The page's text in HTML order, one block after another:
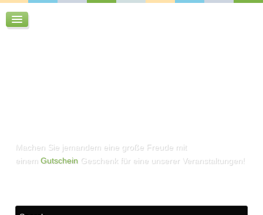
Machen Sie jemandem eine große Freude mit
einemGutschein Geschenk für eine unserer Veranstaltungen!